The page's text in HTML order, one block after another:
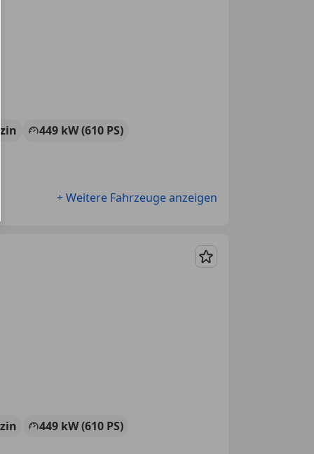
449 kW (610 PS)
+ Weitere Fahrzeuge anzeigen
Merken
449 kW (610 PS)